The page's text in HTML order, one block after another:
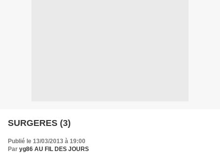
SURGERES (3)
Publié le 13/03/2013 à 19:00
Par yg86 AU FIL DES JOURS